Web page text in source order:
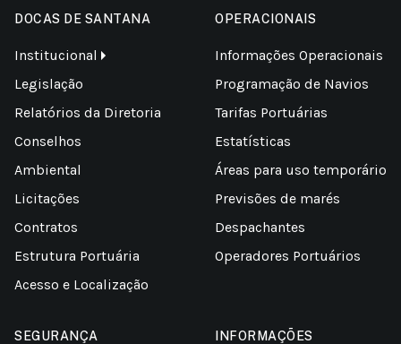
DOCAS DE SANTANA
Institucional
Legislação
Relatórios da Diretoria
Conselhos
Ambiental
Licitações
Contratos
Estrutura Portuária
Acesso e Localização
OPERACIONAIS
Informações Operacionais
Programação de Navios
Tarifas Portuárias
Estatísticas
Áreas para uso temporário
Previsões de marés
Despachantes
Operadores Portuários
SEGURANÇA INFORMAÇÕES